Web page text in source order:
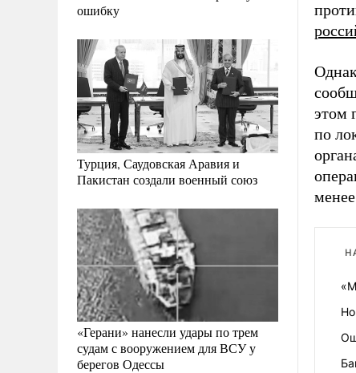
ошибку
Турция, Саудовская Аравия и
Пакистан создали военный союз
«Герани» нанесли удары по трем
судам с вооружением для ВСУ у
берегов Одессы
этом
по